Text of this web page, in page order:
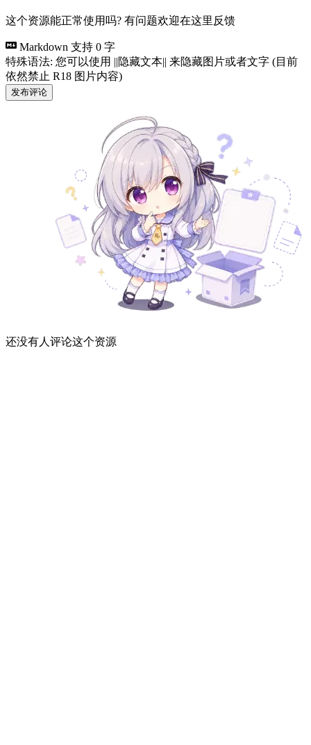
这个资源能正常使用吗? 有问题欢迎在这里反馈
Markdown 支持 0 字
特殊语法: 您可以使用 ||隐藏文本|| 来隐藏图片或者文字 (目前
依然禁止 R18 图片内容)
发布评论
还没有人评论这个资源